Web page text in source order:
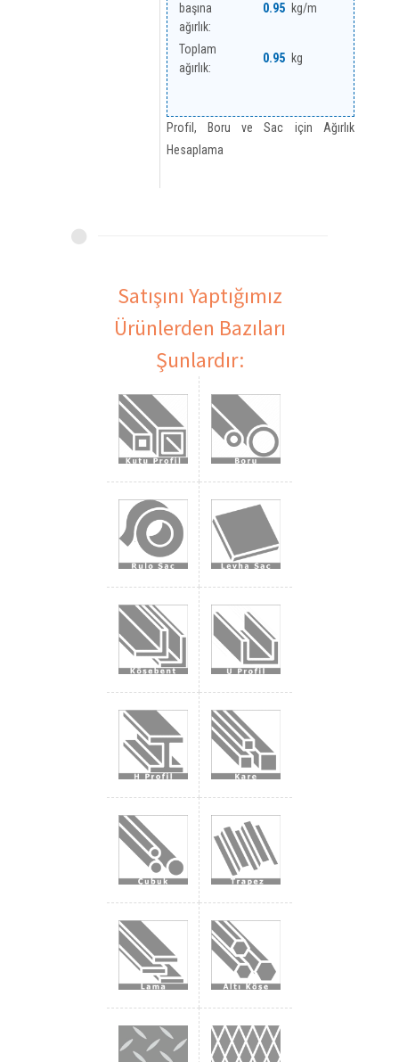
başına
ağırlık:
kg/m
Toplam
ağırlık:
kg
Profil, Boru ve Sac için Ağırlık
Hesaplama
Satışını Yaptığımız
Ürünlerden Bazıları
Şunlardır: